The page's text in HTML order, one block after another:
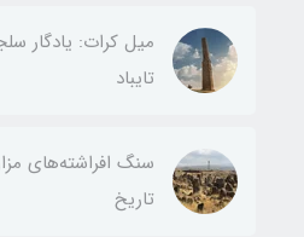
میل کرات: یادگار
تایباد
سنگ افراشته‌های
تاریخ